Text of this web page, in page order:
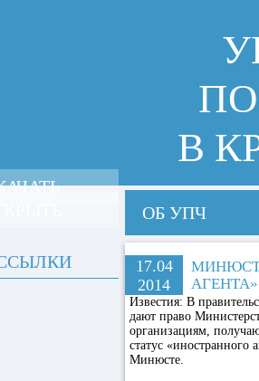
В
ОБ УПЧ
17.04
2014
МИНЮСТ
АГЕНТА»
Известия: В
дают право
организациям,
статус «иностранного
Минюсте.